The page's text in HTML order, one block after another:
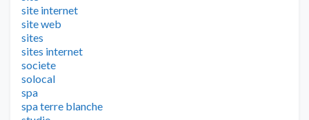
site internet
site web
sites
sites internet
societe
solocal
spa
spa terre blanche